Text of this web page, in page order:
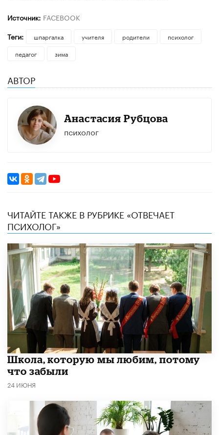
Источник: FACEBOOK
Теги:
шпаргалка учителя родители
психолог
педагог
зима
АВТОР
Анастасия Рубцова
психолог
ЧИТАЙТЕ ТАКЖЕ В РУБРИКЕ «ОТВЕЧАЕТ
ПСИХОЛОГ»
Школа, которую мы любим, потому
что забыли
24 ИЮНЯ